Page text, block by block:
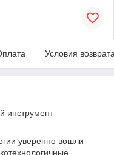
Условия
инструмент
уверенно вошли